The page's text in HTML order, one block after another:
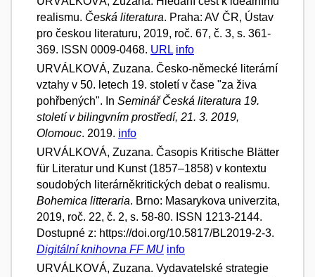
realismu. Česká literatura. Praha: AV ČR, Ústav
pro českou literaturu, 2019, roč. 67, č. 3, s. 361-
369. ISSN 0009-0468. URL info
URVÁLKOVÁ, Zuzana. Česko-německé literární
vztahy v 50. letech 19. století v čase "za živa
pohřbených". In Seminář Česká literatura 19.
století v bilingvním prostředí, 21. 3. 2019,
Olomouc. 2019. info
URVÁLKOVÁ, Zuzana. Časopis Kritische Blätter
für Literatur und Kunst (1857–1858) v kontextu
soudobých literárněkritických debat o realismu.
Bohemica litteraria. Brno: Masarykova univerzita,
2019, roč. 22, č. 2, s. 58-80. ISSN 1213-2144.
Dostupné z: https://doi.org/10.5817/BL2019-2-3.
Digitální knihovna FF MU info
URVÁLKOVÁ, Zuzana. Vydavatelské strategie